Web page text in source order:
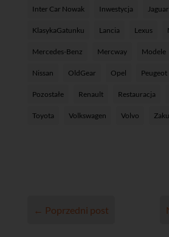
Inter Car Nowak Inwestycja Jaguar
KlasykaGatunku Lancia Lexus
Mercedes-Benz Mercway Modele
Nissan OldGear Opel Peugeot
Pozostałe Renault Restauracja
Toyota Volkswagen Volvo
← Poprzedni post